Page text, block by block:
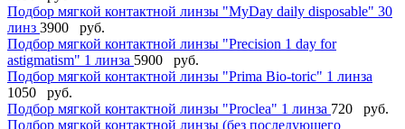
Подбор мягкой контактной линзы "MyDay daily disposable" 30
линз 3900 руб.
Подбор мягкой контактной линзы "Precision 1 day for
astigmatism" 1 линза 5900 руб.
Подбор мягкой контактной линзы "Prima Bio-toric" 1 линза
1050 руб.
Подбор мягкой контактной линзы "Proclea" 1 линза 720 руб.
Подбор мягкой контактной линзы (без последующего